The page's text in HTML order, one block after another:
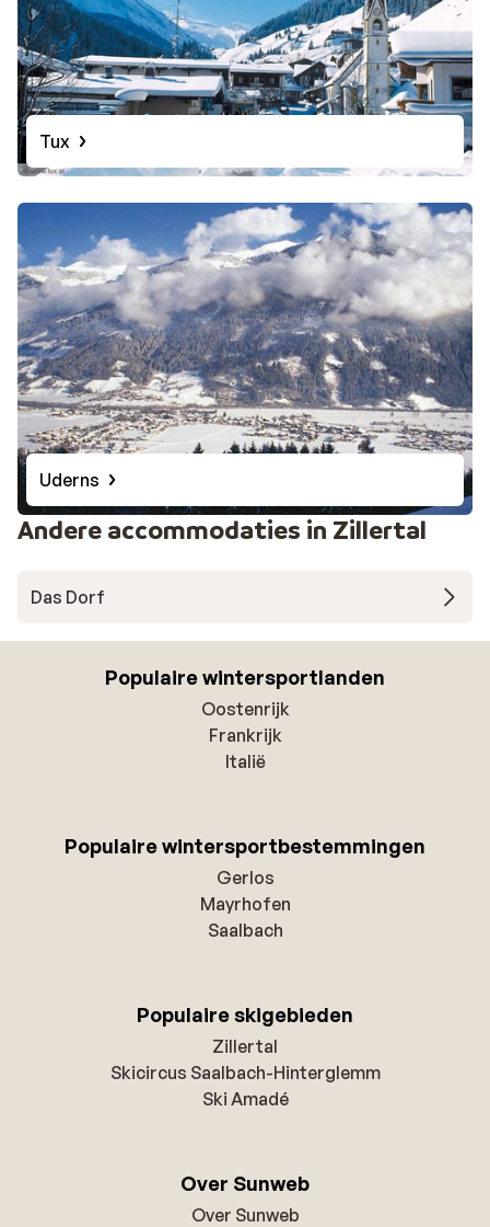
Tux
Uderns
Andere accommodaties in Zillertal
Das Dorf
Populaire wintersportlanden
Oostenrijk
Frankrijk
Italië
Populaire wintersportbestemmingen
Gerlos
Mayrhofen
Saalbach
Populaire skigebieden
Zillertal
Skicircus Saalbach-Hinterglemm
Ski Amadé
Over Sunweb
Over Sunweb